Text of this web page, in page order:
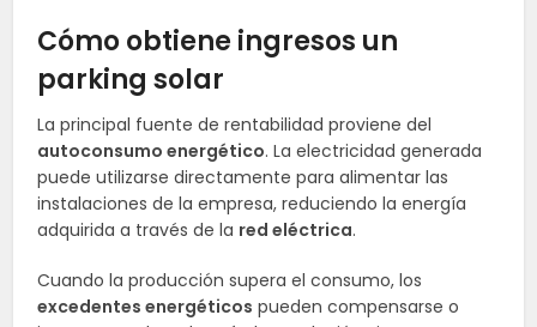
Cómo obtiene ingresos un
parking solar
La principal fuente de rentabilidad proviene del
autoconsumo energético. La electricidad generada
puede utilizarse directamente para alimentar las
instalaciones de la empresa, reduciendo la energía
adquirida a través de la red eléctrica.
Cuando la producción supera el consumo, los
excedentes energéticos pueden compensarse o